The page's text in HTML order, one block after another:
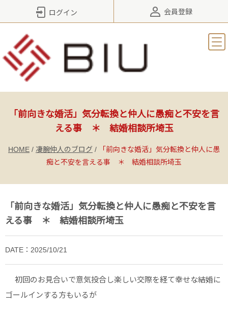
ログイン 会員登録
「前向きな婚活」気分転換と仲人に愚痴と不安を言
える事 ＊ 結婚相談所埼玉
HOME / 凄腕仲人のブログ /
「前向きな婚活」気分転換と仲人に愚
痴と不安を言える事 ＊ 結婚相談所埼玉
「前向きな婚活」気分転換と仲人に愚痴と不安を言
える事 ＊ 結婚相談所埼玉
DATE：2025/10/21
初回のお見合いで意気投合し楽しい交際を経て幸せな結婚に
ゴールインする方もいるが